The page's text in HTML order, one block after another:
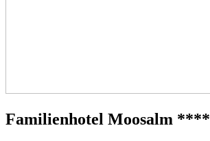
Familienhotel Moosalm ****